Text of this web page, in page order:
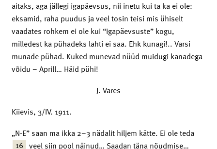
aitaks, aga jällegi igapäevsus, nii inetu kui ta ka ei ole:
eksamid, raha puudus ja veel tosin teisi mis ühiselt
vaadates rohkem ei ole kui “igapäevsuste” kogu,
milledest ka pühadeks lahti ei saa. Ehk kunagi!.. Varsi
munade pühad. Kuked munevad nüüd muidugi kanadega
võidu – Aprill… Häid pühi!
J. Vares
Kiievis, 3/IV. 1911.
„N-E” saan ma ikka 2–3 nädalit hiljem kätte. Ei ole teda
16 veel siin pool näinud… Saadan täna nõudmise…